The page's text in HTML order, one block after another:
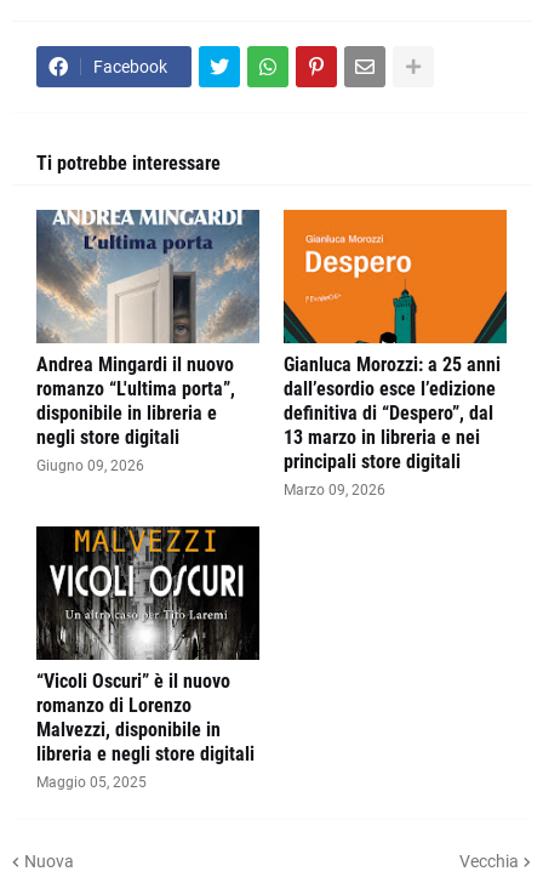
Facebook
Ti potrebbe interessare
Andrea Mingardi il nuovo
romanzo “L'ultima porta”,
disponibile in libreria e
negli store digitali
Giugno 09, 2026
Gianluca Morozzi: a 25 anni
dall’esordio esce l’edizione
definitiva di “Despero”, dal
13 marzo in libreria e nei
principali store digitali
Marzo 09, 2026
“Vicoli Oscuri” è il nuovo
romanzo di Lorenzo
Malvezzi, disponibile in
libreria e negli store digitali
Maggio 05, 2025
Nuova Vecchia